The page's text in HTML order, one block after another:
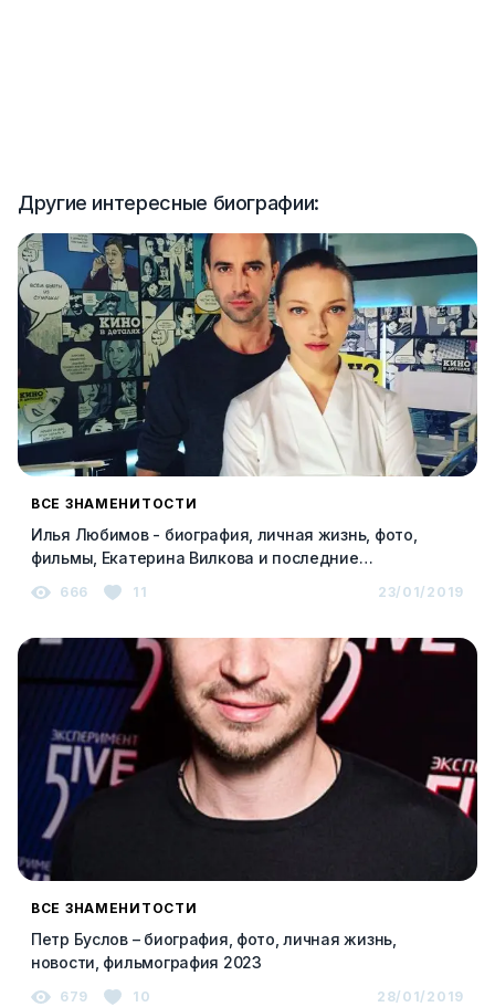
Другие интересные биографии:
ВСЕ ЗНАМЕНИТОСТИ
Илья Любимов - биография, личная жизнь, фото,
фильмы, Екатерина Вилкова и последние
новостиИлья Любимов – биография, фото, личная
жизнь, новости, фильмы 2023
666 11 23/01/2019
ВСЕ ЗНАМЕНИТОСТИ
Петр Буслов – биография, фото, личная жизнь,
новости, фильмография 2023
679 10 28/01/2019